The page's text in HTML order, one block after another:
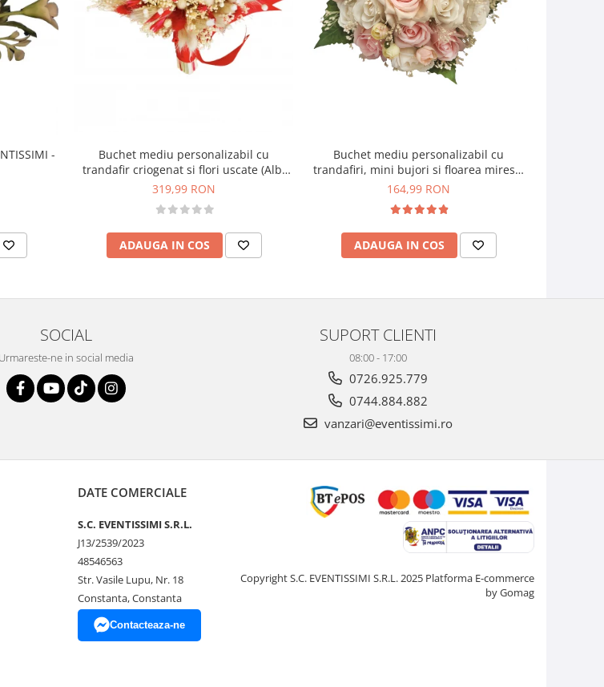
-
Buchet mediu personalizabil cu
trandafir criogenat si flori uscate (Alb,
Rosu)
319,99 RON
ADAUGA IN COS
Buchet mediu personalizabil cu
trandafiri, mini bujori si floarea miresei
(Alb, Roz)
164,99 RON
ADAUGA IN COS
SOCIAL
Urmareste-ne in social media
SUPORT CLIENTI
08:00 - 17:00
0726.925.779
0744.884.882
vanzari@eventissimi.ro
DATE COMERCIALE
S.C. EVENTISSIMI S.R.L.
J13/2539/2023
48546563
Str. Vasile Lupu, Nr. 18
Constanta, Constanta
Contacteaza-ne
Copyright S.C. EVENTISSIMI S.R.L. 2025 Platforma E-commerce
by Gomag